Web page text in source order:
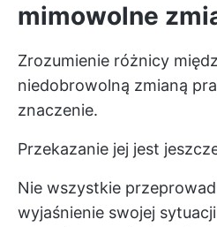
mimowolne
Zrozumienie różnicy
niedobrowolną zmianą
znaczenie.
Przekazanie jej jest
Nie wszystkie
wyjaśnienie swojej